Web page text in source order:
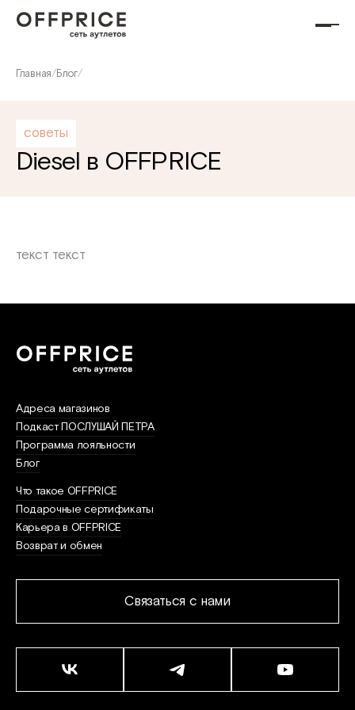
Главная/Блог/
советы
Diesel в OFFPRICE
текст текст
Связаться с нами
Адреса магазинов
Подкаст ПОСЛУШАЙ ПЕТРА
Программа лояльности
Блог
Что такое OFFPRICE
Подарочные сертификаты
Карьера в OFFPRICE
Возврат и обмен